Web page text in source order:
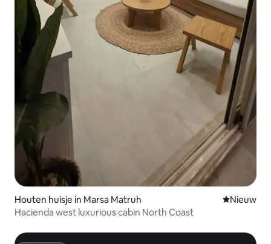
Houten huisje in Marsa Matruh Nieuwe
Nieuw
Hacienda west luxurious cabin North Coast